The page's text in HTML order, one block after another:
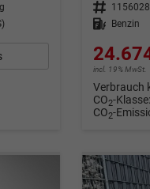
Fahrzeugnr. 1156028
Kraftstoff
Benzin
incl. 19% MwSt.
Verbrauch
CO2-Klasse:
CO2-